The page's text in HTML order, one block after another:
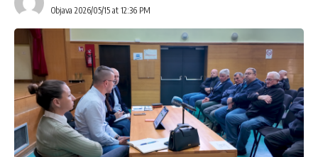
Objava 2026/05/15 at 12:36 PM